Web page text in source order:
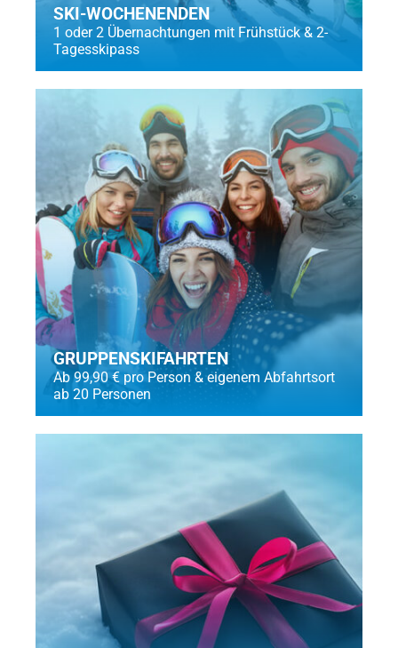
SKI-WOCHENENDEN
1 oder 2 Übernachtungen mit Frühstück & 2-
Tagesskipass
GRUPPENSKIFAHRTEN
Ab 99,90 € pro Person & eigenem Abfahrtsort
ab 20 Personen